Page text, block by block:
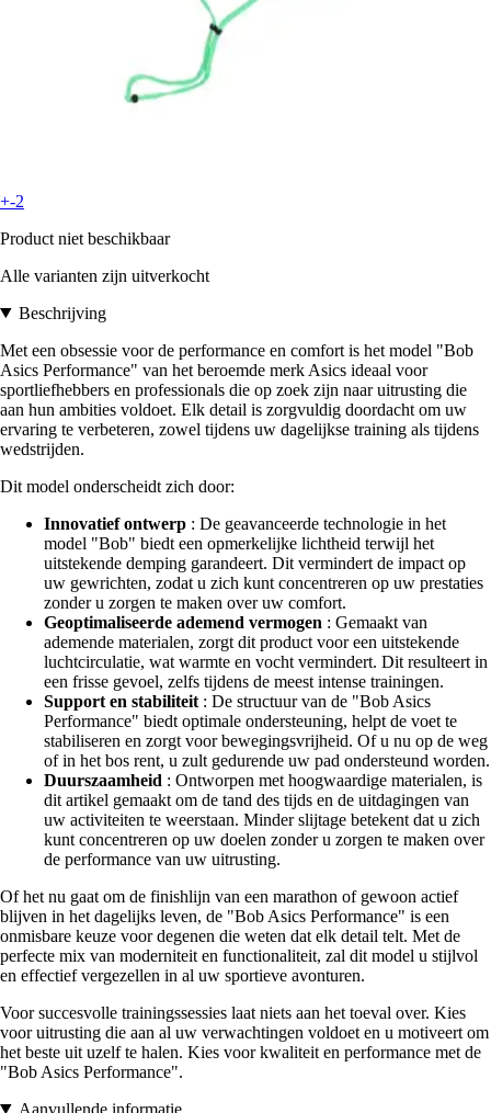
+-2
Product niet beschikbaar
Alle varianten zijn uitverkocht
Beschrijving
Met een obsessie voor de performance en comfort is het model "Bob
Asics Performance" van het beroemde merk Asics ideaal voor
sportliefhebbers en professionals die op zoek zijn naar uitrusting die
aan hun ambities voldoet. Elk detail is zorgvuldig doordacht om uw
ervaring te verbeteren, zowel tijdens uw dagelijkse training als tijdens
wedstrijden.
Dit model onderscheidt zich door:
Innovatief ontwerp : De geavanceerde technologie in het
model "Bob" biedt een opmerkelijke lichtheid terwijl het
uitstekende demping garandeert. Dit vermindert de impact op
uw gewrichten, zodat u zich kunt concentreren op uw prestaties
zonder u zorgen te maken over uw comfort.
Geoptimaliseerde ademend vermogen : Gemaakt van
ademende materialen, zorgt dit product voor een uitstekende
luchtcirculatie, wat warmte en vocht vermindert. Dit resulteert in
een frisse gevoel, zelfs tijdens de meest intense trainingen.
Support en stabiliteit : De structuur van de "Bob Asics
Performance" biedt optimale ondersteuning, helpt de voet te
stabiliseren en zorgt voor bewegingsvrijheid. Of u nu op de weg
of in het bos rent, u zult gedurende uw pad ondersteund worden.
Duurszaamheid : Ontworpen met hoogwaardige materialen, is
dit artikel gemaakt om de tand des tijds en de uitdagingen van
uw activiteiten te weerstaan. Minder slijtage betekent dat u zich
kunt concentreren op uw doelen zonder u zorgen te maken over
de performance van uw uitrusting.
Of het nu gaat om de finishlijn van een marathon of gewoon actief
blijven in het dagelijks leven, de "Bob Asics Performance" is een
onmisbare keuze voor degenen die weten dat elk detail telt. Met de
perfecte mix van moderniteit en functionaliteit, zal dit model u stijlvol
en effectief vergezellen in al uw sportieve avonturen.
Voor succesvolle trainingssessies laat niets aan het toeval over. Kies
voor uitrusting die aan al uw verwachtingen voldoet en u motiveert om
het beste uit uzelf te halen. Kies voor kwaliteit en performance met de
"Bob Asics Performance".
Aanvullende informatie